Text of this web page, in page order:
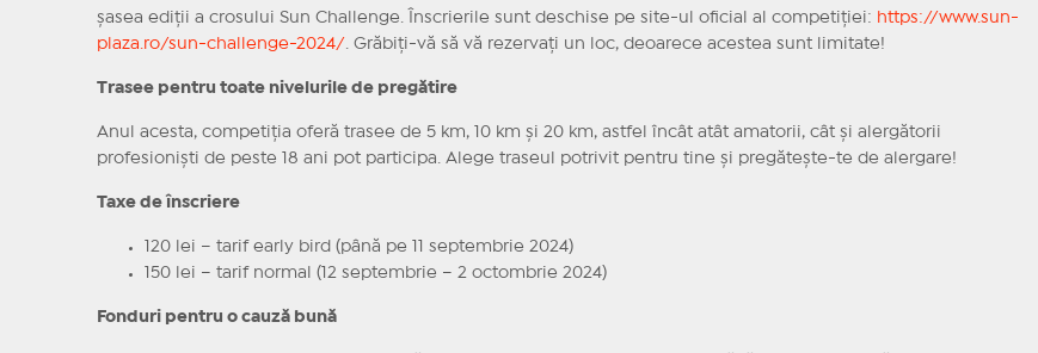
șasea ediții a crosului Sun Challenge. Înscrierile sunt deschise pe site-ul oficial al competiției: https://www.sun-
plaza.ro/sun-challenge-2024/ . Grăbiți-vă să vă rezervați un loc, deoarece acestea sunt limitate!
Trasee pentru toate nivelurile de pregătire
Anul acesta, competiția oferă trasee de 5 km, 10 km și 20 km, astfel încât atât amatorii, cât și alergătorii
profesioniști de peste 18 ani pot participa. Alege traseul potrivit pentru tine și pregătește-te de alergare!
Taxe de înscriere
120 lei – tarif early bird (până pe 11 septembrie 2024)
150 lei – tarif normal (12 septembrie – 2 octombrie 2024)
Fonduri pentru o cauză bună